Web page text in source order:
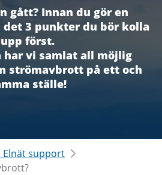
gått? Innan du gör en
3 punkter du bör kolla
upp först.
har vi samlat all möjlig
strömavbrott på ett och
ställe!
Elnät support